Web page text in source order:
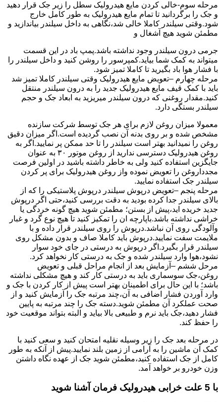
مرحله سوم-خالی کردن مایع هیدرولیک سطل را زیر جک قرار دهید
و جک را برگردانید تا تمام مایع هیدرولیک به طور کامل خارج
شود.وقتی سیلندر کاملا خالی شد،نگاهی به داخل سیلندر بیاندازید و
مطمئن شوید هیچ آشغال و
جرمی درون سیلندر وجود نداشته باشد.پمپ باد در این قسمت
میتواند به کمک شما بیاید.کمپرسور را روشن کنید و داخل سیلندر را
با فشار هوا باد بگیرید تا کاملا تمیز شود.
مرحله چهارم –تعویض مایع هیدرولیک وقتی سیلندر کاملا تمیز شد
باید با کمک قیف مایع هیدرولیک جدید را به درون سیلندر منتقل
کنید.مقدار روغنی که درون سیلندر میریزید به ابعاد جک و حجم
سیلندر بستگی دارد.
معمولا میزان روغن لازم برای هر جک توسط شرکت سازنده
مشخص شده و بر روی بدنه آن نصب گردیده است.اگر میزان دقیق
روغن را نمیدانید بهتر است سیلندر را تا حد ممکن پر نمایید.اگر به
روغن هیدرولیک دسترسی ندارید از روغن موتور ۳۰ به عنوان
جایگزین استفاده کنید ولی به خاطر داشته باشید در اولین فرصت
مجدداروغن را تعویض نموده واز روغن هیدرولیک برای پر کردن
سیلندر جک استفاده نمایید.
مرحله پنجم –تعویض درپوش سیلندر درپوش پلاستیکی را که از
بالای سیلندر جدا کرده بودید به دقت بررسی کنید،حتی اگر درپوش
جدید خریده اید،پیش از بستن؛ مطمئن شوید هیچ گونه خردگی یا
خراشی نداشته باشد.باپارچه ان را تمکیز کنید تا هیچ نوع گرد و غبار
وآلودگی روی آن نباشد.درپوش را روی سیلندر قرار داده و با
ملایمت سفت نمایید.درپوش باید کاملا صاف و بدون مشکل روی
سیلندر قرار بگیرد.اگر درپوش به درستی در جای خود سوار
نشود،هوا وارد سیلندر شده و جک به درستی کار نخواهد کرد.
مرحل ششم –آزمایش بعد از انجام مراحل قبلی و تعویض
روغن،جک سوسماری باید به درستی کار کند و هیچ مشکلی نداشته
باشد؛ با این حال برای اطمینان بهتر است پیش از کار کردن با جک و
وارد آوردن فشار اضافی به آن،چند مرتبه جک را آزمایش کنید و از
صحت عملکرد آن مطمئن شوید.دسته جک را چند مرتبه به پایین
فشار دهید،جک باید نرم و طبیعی بالا بیاید و البته بتواند موقعیت خود
را حفظ کند.
در مرحله بعد جک را زیر وسیله نقلیه امتحان کنید و سعی کنید با
کمک آن ماشین را به آرامی از زمین بلند نمایید.پیش از آنکه به طور
کامل از جک استفاده کنید،مطمئن شوید جک از عهده نگاه داشتن
وزن خودرو بر خواهد آمد.
با 5 علت خرابی هیدرولیک فرمان آشنا شوید